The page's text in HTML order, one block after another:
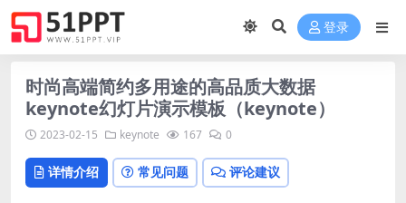
登录
时尚高端简约多用途的高品质大数据
keynote幻灯片演示模板（keynote）
2023-02-15 keynote 167 0
详情介绍 常见问题 评论建议